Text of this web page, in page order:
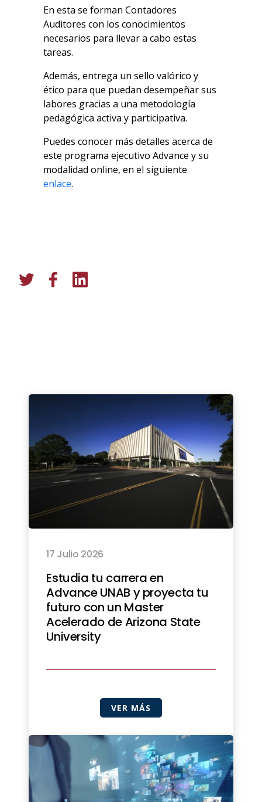
En esta se forman Contadores
Auditores con los conocimientos
necesarios para llevar a cabo estas
tareas.
Además, entrega un sello valórico y
ético para que puedan desempeñar sus
labores gracias a una metodología
pedagógica activa y participativa.
Puedes conocer más detalles acerca de
este programa ejecutivo Advance y su
modalidad online, en el siguiente
enlace.
17 Julio 2026
Estudia tu carrera en
Advance UNAB y proyecta tu
futuro con un Master
Acelerado de Arizona State
University
VER MÁS